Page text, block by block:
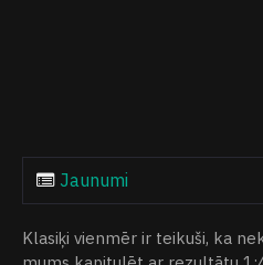
Jaunumi
Klasiķi vienmēr ir teikuši, ka